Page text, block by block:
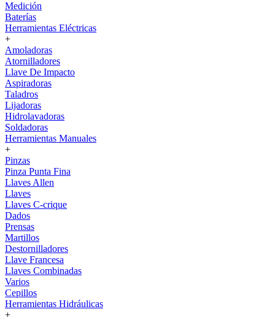
Medición
Baterías
Herramientas Eléctricas
+
Amoladoras
Atornilladores
Llave De Impacto
Aspiradoras
Taladros
Lijadoras
Hidrolavadoras
Soldadoras
Herramientas Manuales
+
Pinzas
Pinza Punta Fina
Llaves Allen
Llaves
Llaves C-crique
Dados
Prensas
Martillos
Destornilladores
Llave Francesa
Llaves Combinadas
Varios
Cepillos
Herramientas Hidráulicas
+